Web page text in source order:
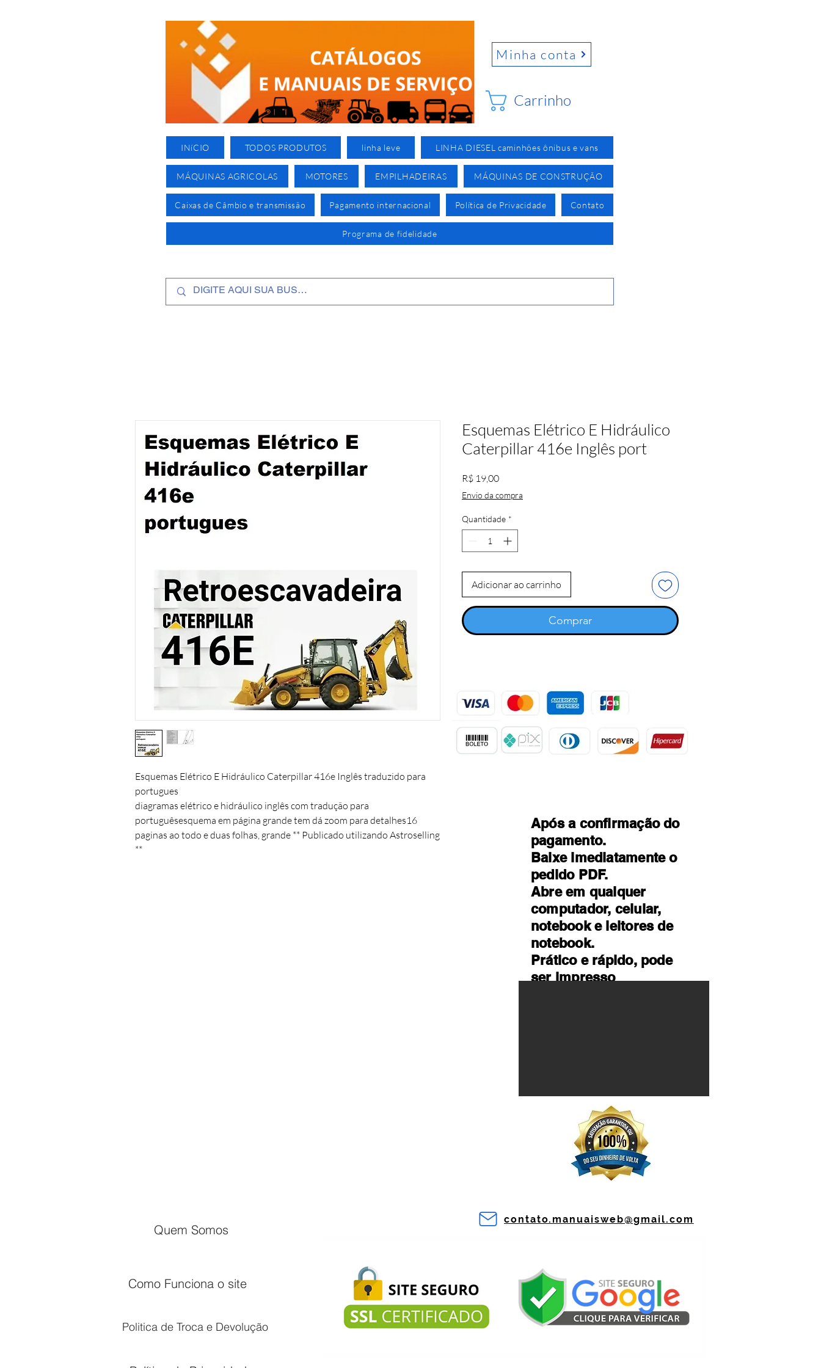
Minha conta
Carrinho
INíCIO TODOS PRODUTOS linha leve LINHA DIESEL caminhões ônibus e vans
MÁQUINAS AGRICOLAS MOTORES EMPILHADEIRAS MÁQUINAS DE CONSTRUÇÃO
Caixas de Câmbio e transmissão Pagamento internacional Política de Privacidade Contato
Programa de fidelidade
Esquemas Elétrico E Hidráulico Caterpillar 416e Inglês traduzido para
portugues
diagramas elétrico e hidráulico inglês com tradução para
portuguêsesquema em página grande tem dá zoom para detalhes16
paginas ao todo e duas folhas, grande ** Publicado utilizando Astroselling
**
Esquemas Elétrico E Hidráulico
Caterpillar 416e Inglês port
R$ 19,00Preço
Envio da compra
Quantidade *
Adicionar ao carrinho
Comprar
Após a confirmação do
pagamento.
Baixe imediatamente o
pedido PDF.
Abre em qualquer
computador, celular,
notebook e leitores de
notebook.
Prático e rápido, pode
ser impresso
Quem Somos
Como Funciona o site
Politica de Troca e Devolução
contato.manuaisweb@gmail.com